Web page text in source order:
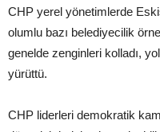
CHP yerel yönetimlerde
olumlu bazı belediyecilik
genelde zenginleri kolladı,
yürüttü.
CHP liderleri demokratik